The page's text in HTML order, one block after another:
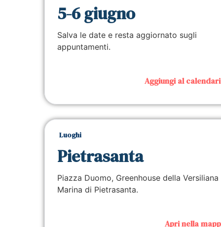
5-6 giugno
Salva le date e resta aggiornato sugli
appuntamenti.
Aggiungi al
Luoghi
Pietrasanta
Piazza Duomo, Greenhouse della Versiliana
Marina di Pietrasanta.
Apri nella